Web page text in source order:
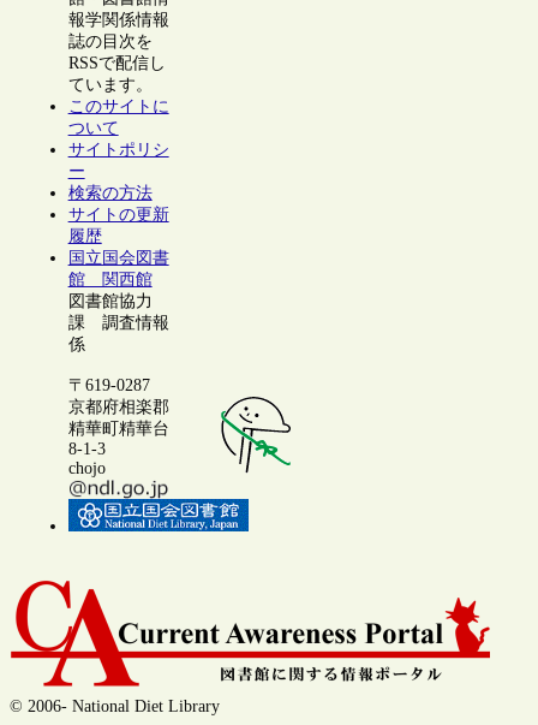
報学関係情報
誌の目次を
RSSで配信し
ています。
このサイトに
ついて
サイトポリシ
ー
検索の方法
サイトの更新
履歴
国立国会図書
館 関西館
図書館協力
課 調査情報
係
〒619-0287
京都府相楽郡
精華町精華台
8-1-3
chojo
© 2006- National Diet Library